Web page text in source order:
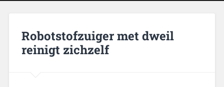
Robotstofzuiger met dweil
reinigt zichzelf